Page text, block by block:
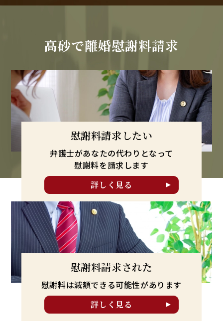
高砂で離婚慰謝料請求
慰謝料請求したい
弁護士があなたの代わりとなって
慰謝料を請求します
詳しく見る
慰謝料請求された
慰謝料は減額できる可能性があります
詳しく見る